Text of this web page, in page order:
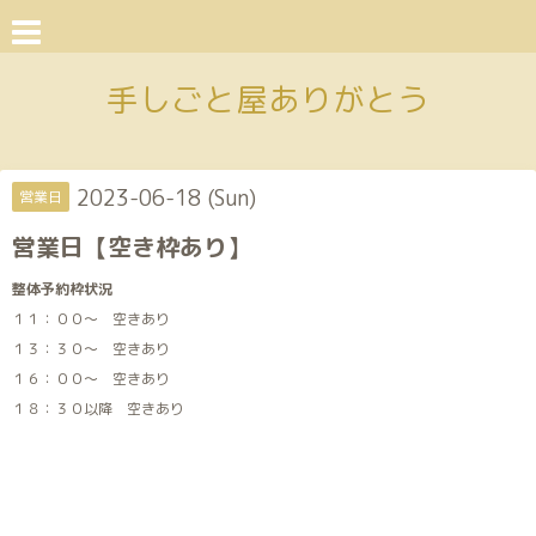
手しごと屋ありがとう
営業日 2023-06-18 (Sun)
営業日【空き枠あり】
整体予約枠状況
１１：００～ 空きあり
１３：３０～ 空きあり
１６：００～ 空きあり
１８：３０以降 空きあり